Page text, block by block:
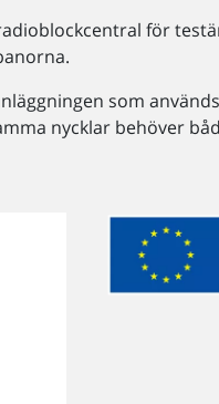
för
som
nycklar behöver